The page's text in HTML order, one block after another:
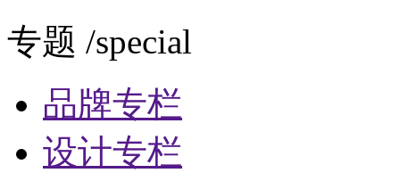
专题 /special
品牌专栏
设计专栏